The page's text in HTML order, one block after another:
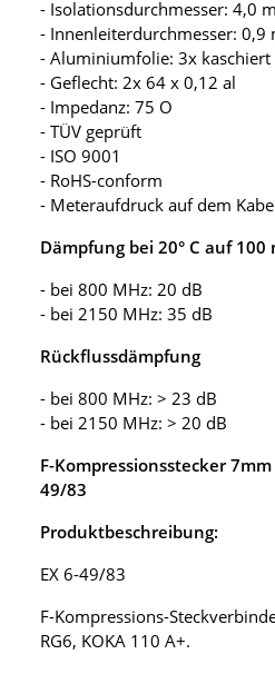
- Isolationsdurchmesser: 4,0
- Innenleiterdurchmesser: 0,9
- Aluminiumfolie: 3x kaschiert
- Geflecht: 2x 64 x 0,12 al
- Impedanz: 75 O
- TÜV geprüft
- ISO 9001
- RoHS-conform
- Meteraufdruck auf dem
Dämpfung bei 20° C auf 100
- bei 800 MHz: 20 dB
- bei 2150 MHz: 35 dB
Rückflussdämpfung
- bei 800 MHz: > 23 dB
- bei 2150 MHz: > 20 dB
F-Kompressionsstecker 7mm
49/83
Produktbeschreibung:
EX 6-49/83
F-Kompressions-
RG6, KOKA 110 A+.